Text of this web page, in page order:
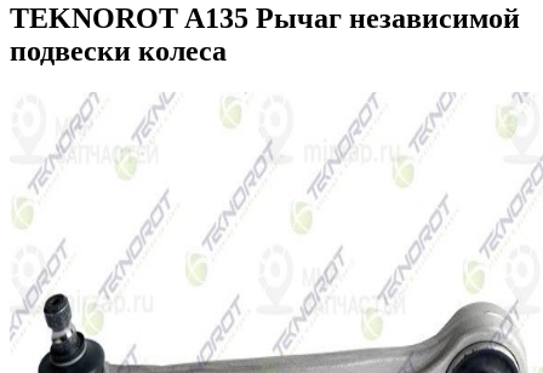
TEKNOROT A135 Рычаг независимой
подвески колеса